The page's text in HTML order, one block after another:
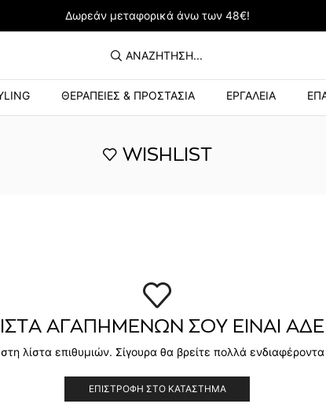
Δωρεάν μεταφορικά άνω των 48€!
ΑΝΑΖΉΤΗΣΗ...
ΘΕΡΑΠΕΙΕΣ & ΠΡΟΣΤΑΣΙΑ ΕΡΓΑΛΕΙΑ
WISHLIST
ΑΓΑΠΗΜΈΝΩΝ ΣΟΥ ΕΊΝΑΙ
λίστα επιθυμιών. Σίγουρα θα βρείτε πολλά
ΕΠΙΣΤΡΟΦΉ ΣΤΟ ΚΑΤΆΣΤΗΜΑ